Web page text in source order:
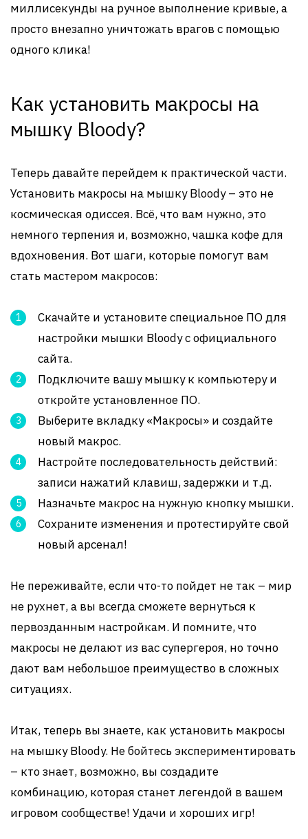
миллисекунды на ручное выполнение кривые, а
просто внезапно уничтожать врагов с помощью
одного клика!
Как установить макросы на
мышку Bloody?
Теперь давайте перейдем к практической части.
Установить макросы на мышку Bloody – это не
космическая одиссея. Всё, что вам нужно, это
немного терпения и, возможно, чашка кофе для
вдохновения. Вот шаги, которые помогут вам
стать мастером макросов:
Скачайте и установите специальное ПО для
настройки мышки Bloody с официального
сайта.
Подключите вашу мышку к компьютеру и
откройте установленное ПО.
Выберите вкладку «Макросы» и создайте
новый макрос.
Настройте последовательность действий:
записи нажатий клавиш, задержки и т.д.
Назначьте макрос на нужную кнопку мышки.
Сохраните изменения и протестируйте свой
новый арсенал!
Не переживайте, если что-то пойдет не так – мир
не рухнет, а вы всегда сможете вернуться к
первозданным настройкам. И помните, что
макросы не делают из вас супергероя, но точно
дают вам небольшое преимущество в сложных
ситуациях.
Итак, теперь вы знаете, как установить макросы
на мышку Bloody. Не бойтесь экспериментировать
– кто знает, возможно, вы создадите
комбинацию, которая станет легендой в вашем
игровом сообществе! Удачи и хороших игр!